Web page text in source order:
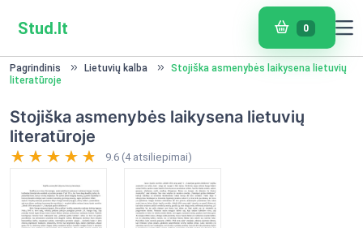
Stud.lt 0
Pagrindinis Lietuvių kalba
Stojiška asmenybės laikysena lietuvių
literatūroje
Stojiška asmenybės laikysena lietuvių
literatūroje
9.6 (4 atsiliepimai)